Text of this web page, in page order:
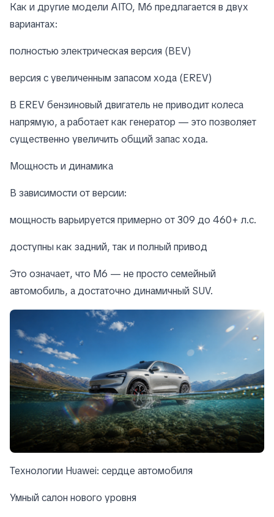
Как и другие модели AITO, M6 предлагается в двух
вариантах:
полностью электрическая версия (BEV)
версия с увеличенным запасом хода (EREV)
В EREV бензиновый двигатель не приводит колеса
напрямую, а работает как генератор — это позволяет
существенно увеличить общий запас хода.
Мощность и динамика
В зависимости от версии:
мощность варьируется примерно от 309 до 460+ л.с.
доступны как задний, так и полный привод
Это означает, что M6 — не просто семейный
автомобиль, а достаточно динамичный SUV.
Технологии Huawei: сердце автомобиля
Умный салон нового уровня